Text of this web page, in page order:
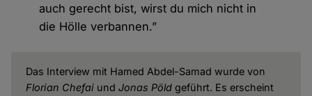
auch gerecht bist, wirst du mich nicht in
die Hölle verbannen.”
Das Interview mit Hamed Abdel-Samad wurde von
Florian Chefaiund Jonas Pöldgeführt. Es erscheint